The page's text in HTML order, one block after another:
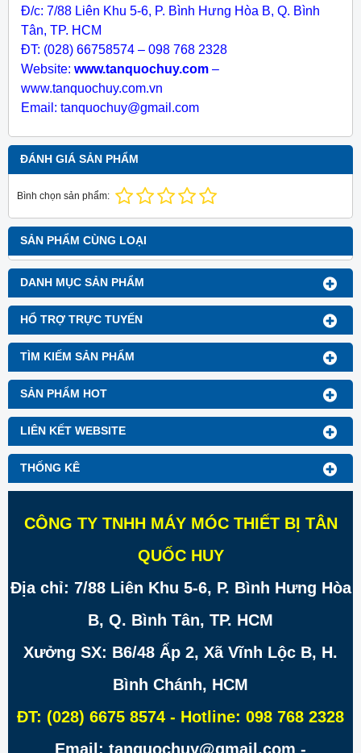
DANH MỤC SẢN PHẨM
HỔ TRỢ TRỰC TUYẾN
TÌM KIẾM SẢN PHẨM
SẢN PHẨM HOT
LIÊN KẾT WEBSITE
THỐNG KÊ
Đ/c: 7/88 Liên Khu 5-6, P. Bình Hưng Hòa B, Q. Bình
Tân, TP. HCM
ĐT: (028) 66758574 – 098 768 2328
Website: www.tanquochuy.com –
www.tanquochuy.com.vn
Email: tanquochuy@gmail.com
ĐÁNH GIÁ SẢN PHẨM
Bình chọn sản phẩm:
SẢN PHẨM CÙNG LOẠI
CÔNG TY TNHH MÁY MÓC THIẾT BỊ TÂN
QUỐC HUY
Địa chỉ: 7/88 Liên Khu 5-6, P. Bình Hưng Hòa
B, Q. Bình Tân, TP. HCM
Xưởng SX: B6/48 Ấp 2, Xã Vĩnh Lộc B, H.
Bình Chánh, HCM
ĐT: (028) 6675 8574 - Hotline: 098 768 2328
Email: tanquochuy@gmail.com -